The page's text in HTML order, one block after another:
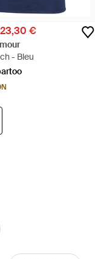
23,30 €
- Bleu